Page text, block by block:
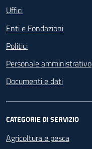
Uffici
Enti e Fondazioni
Politici
Personale amministrativo
Documenti e dati
CATEGORIE DI SERVIZIO
Agricoltura e pesca